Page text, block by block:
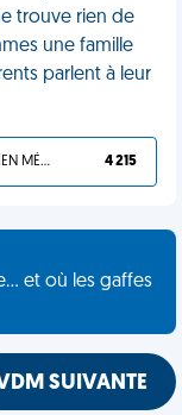
trouve rien de
une famille
parlent à leur
TU L'AS BIEN MÉRITÉ 4 215
et où les gaffes
SUIVANTE